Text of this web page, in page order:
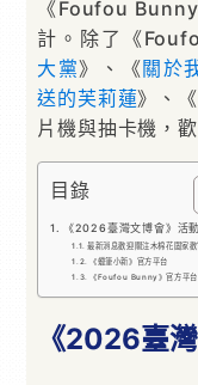
《Foufou
計。除了《
大黨》、《關於
送的芙莉蓮》、
片機與抽卡機，
目錄
《2026臺灣文博會》活
最新消息歡迎關注木棉花闔家
《蠟筆小新》官方平台
《Foufou Bunny》官方平台
《2026臺